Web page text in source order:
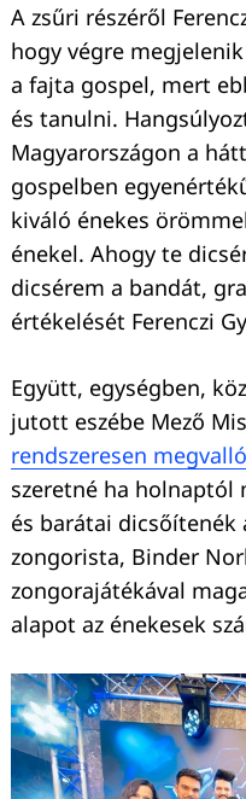
A zsűri részéről
hogy végre
a fajta gospel, mert
és tanulni.
Magyarországon a
gospelben
kiváló énekes
énekel. Ahogy te
dicsérem a bandát,
értékelését Ferenczi
Együtt, egységben,
jutott eszébe Mező
rendszeresen megvalló
szeretné ha holnaptól
és barátai dicsőítenék
zongorista, Binder
zongorajátékával
alapot az énekesek